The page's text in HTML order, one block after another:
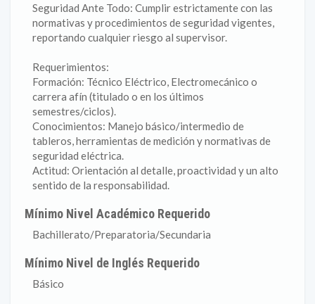
Seguridad Ante Todo: Cumplir estrictamente con las
normativas y procedimientos de seguridad vigentes,
reportando cualquier riesgo al supervisor.
Requerimientos:
Formación: Técnico Eléctrico, Electromecánico o
carrera afín (titulado o en los últimos
semestres/ciclos).
Conocimientos: Manejo básico/intermedio de
tableros, herramientas de medición y normativas de
seguridad eléctrica.
Actitud: Orientación al detalle, proactividad y un alto
sentido de la responsabilidad.
Mínimo Nivel Académico Requerido
Bachillerato/Preparatoria/Secundaria
Mínimo Nivel de Inglés Requerido
Básico